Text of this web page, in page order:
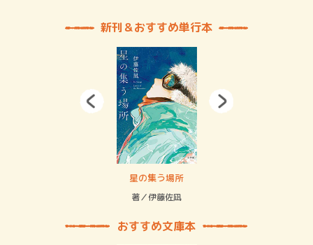
新刊＆おすすめ単行本
星の集う場所
著／伊藤佐凪
おすすめ文庫本